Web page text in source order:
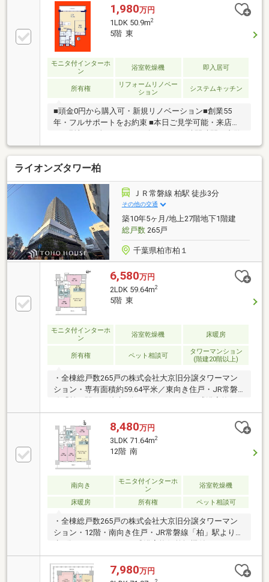
宅ローンに組み込むことが可能なサービス、それがや
どかリッチです。◆頭金０円でもＯＫ！（諸経費含
む）◆アフターサービス充実♪「どこの銀行がいい
の？疾病って何？ローン組めるかな？」わからないこ
とが多い家探しを丁寧にご説明致します♪物件の探し
方、ローンの組み方、知らないと損する税金のこと等
トータルでサポート致します！
1,980万円
1LDK 50.9m2
5階 東
モニタ付インターホ
ン
浴室乾燥機 即入居可
所有権
リフォームリノベー
ション
システムキッチン
■頭金0円から購入可・新規リノベーション■創業55
年・フルサポートをお約束 ■本日ご見学可能・来店不
OK□
ライオンズタワー柏
ＪＲ常磐線 柏駅 徒歩3分
その他の交通
築10年5ヶ月/地上27階地下1階建
総戸数265戸
千葉県柏市柏１
6,580万円
2LDK 59.64m2
5階 東
モニタ付インターホ
ン
浴室乾燥機 床暖房
所有権 ペット相談可
タワーマンション
(階建20階以上)
・全棟総戸数265戸の株式会社大京旧分譲タワーマン
ション・専有面積約59.64平米／東向き住戸・JR常磐
乾燥機付きユニットバス・リビングダイニングにガス
温水式床暖房有・TVモニター付インターホン／オート
ロックシステム・免震構造採用マンション・居室間の
段差をなくしたフラットフロア設計・二重床、二重天
井、複層ガラス採用で遮音性や保湿性に配慮した構
造・大切なペットと暮らせるマンション（飼育細則あ
8,480万円
3LDK 71.64m2
12階 南
南向き
モニタ付インターホ
ン
浴室乾燥機
床暖房 所有権 ペット相談可
・全棟総戸数265戸の株式会社大京旧分譲タワーマン
ション・12階・南向き住戸・JR常磐線「柏」駅より徒
トバス・リビングダイニングにガス温水式床暖房有・
TVモニター付インターホン／オートロックシステム・
免震構造採用マンション・居室間の段差をなくしたフ
7,980万円